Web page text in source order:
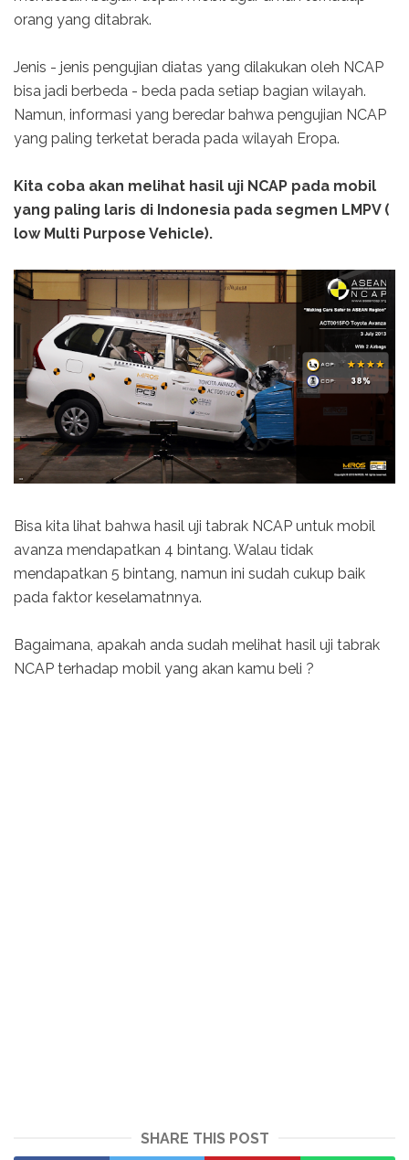
orang yang ditabrak.
Jenis - jenis pengujian diatas yang dilakukan oleh NCAP
bisa jadi berbeda - beda pada setiap bagian wilayah.
Namun, informasi yang beredar bahwa pengujian NCAP
yang paling terketat berada pada wilayah Eropa.
Kita coba akan melihat hasil uji NCAP pada mobil
yang paling laris di Indonesia pada segmen LMPV (
low Multi Purpose Vehicle).
Bisa kita lihat bahwa hasil uji tabrak NCAP untuk mobil
avanza mendapatkan 4 bintang. Walau tidak
mendapatkan 5 bintang, namun ini sudah cukup baik
pada faktor keselamatnnya.
Bagaimana, apakah anda sudah melihat hasil uji tabrak
NCAP terhadap mobil yang akan kamu beli ?
SHARE THIS POST